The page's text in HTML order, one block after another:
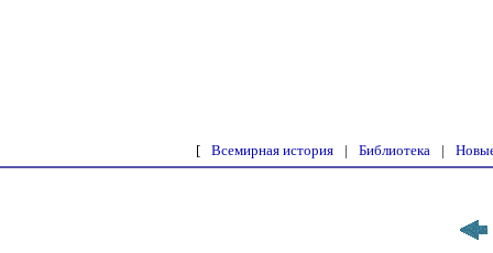
[ Всемирная история Библиотека